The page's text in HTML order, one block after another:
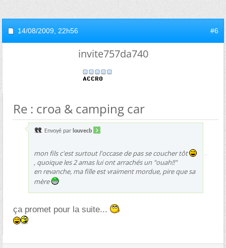
14/08/2009, 22h56 #6
invite757da740
Re : croa & camping car
Envoyé par louvecb
mon fils c'est surtout l'occase de pas se coucher tôt
, quoique les 2 amas lui ont arrachés un "ouah!!"
en revanche, ma fille est vraiment mordue, pire que sa
mère
ça promet pour la suite...